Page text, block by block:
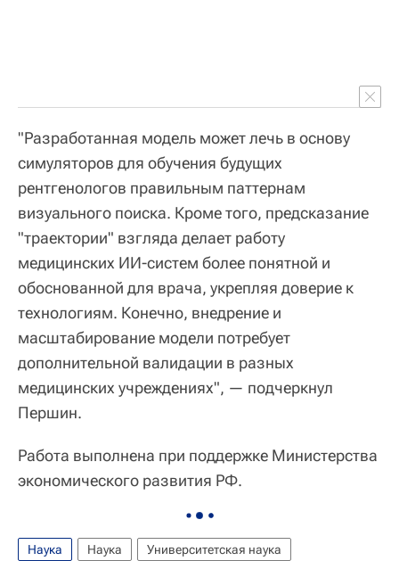
"Разработанная модель может лечь в основу
симуляторов для обучения будущих
рентгенологов правильным паттернам
визуального поиска. Кроме того, предсказание
"траектории" взгляда делает работу
медицинских ИИ-систем более понятной и
обоснованной для врача, укрепляя доверие к
технологиям. Конечно, внедрение и
масштабирование модели потребует
дополнительной валидации в разных
медицинских учреждениях", — подчеркнул
Першин.
Работа выполнена при поддержке Министерства
экономического развития РФ.
Наука Наука
Университетская наука